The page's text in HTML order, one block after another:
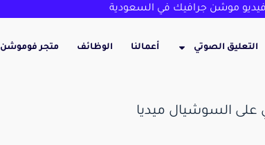
موشن جرافيك في السعودية
التعليق الصوتي أعمالنا الوظائف متجر فوموشن
السوشيال ميديا